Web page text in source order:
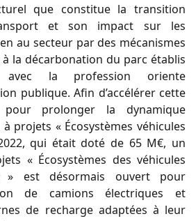
que constitue la transition
et son impact sur les
au secteur par des mécanismes
à la décarbonation du parc établis
avec la profession oriente
publique. Afin d’accélérer cette
prolonger la dynamique
à projets « Écosystèmes véhicules
qui était doté de 65 M€, un
« Écosystèmes des véhicules
» est désormais ouvert pour
de camions électriques et
de recharge adaptées à leur